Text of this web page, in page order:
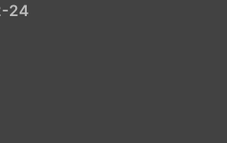
24